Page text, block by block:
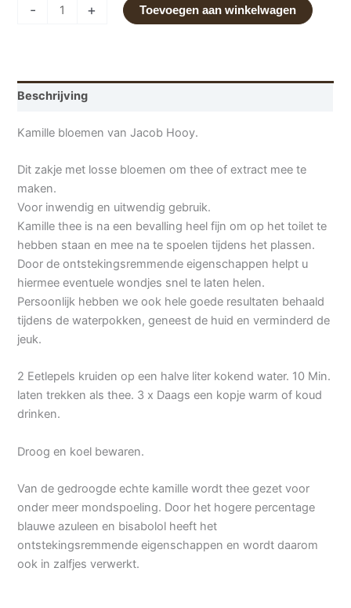
- + Toevoegen aan winkelwagen
Beschrijving
Kamille bloemen van Jacob Hooy.
Dit zakje met losse bloemen om thee of extract mee te
maken.
Voor inwendig en uitwendig gebruik.
Kamille thee is na een bevalling heel fijn om op het toilet te
hebben staan en mee na te spoelen tijdens het plassen.
Door de ontstekingsremmende eigenschappen helpt u
hiermee eventuele wondjes snel te laten helen.
Persoonlijk hebben we ook hele goede resultaten behaald
tijdens de waterpokken, geneest de huid en verminderd de
jeuk.
2 Eetlepels kruiden op een halve liter kokend water. 10 Min.
laten trekken als thee. 3 x Daags een kopje warm of koud
drinken.
Droog en koel bewaren.
Van de gedroogde echte kamille wordt thee gezet voor
onder meer mondspoeling. Door het hogere percentage
blauwe azuleen en bisabolol heeft het
ontstekingsremmende eigenschappen en wordt daarom
ook in zalfjes verwerkt.